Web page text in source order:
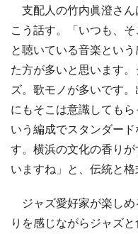
支配人の竹内眞澄さん
こう話す。「いつも、
と聴いている音楽とい
た方が多いと思います
ズ。歌モノが多いです
にもそこは意識しても
いう編成でスタンダー
す。横浜の文化の香り
いますね」と、伝統と格
ジャズ愛好家が楽しめ
りを感じながらジャズ